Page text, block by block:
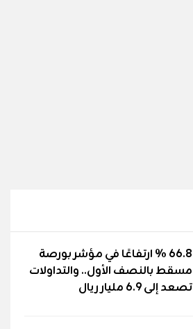
66.8 % ارتفاعًا في مؤشر بورصة
مسقط بالنصف الأول.. والتداولات
تصعد إلى 6.9 مليار ريال